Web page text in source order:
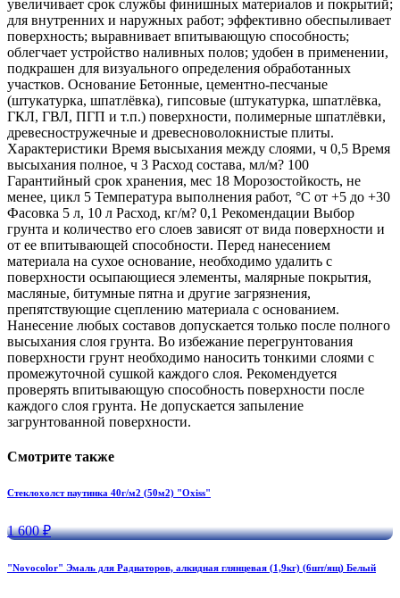
увеличивает срок службы финишных материалов и покрытий;
для внутренних и наружных работ; эффективно обеспыливает
поверхность; выравнивает впитывающую способность;
облегчает устройство наливных полов; удобен в применении,
подкрашен для визуального определения обработанных
участков. Основание Бетонные, цементно-песчаные
(штукатурка, шпатлёвка), гипсовые (штукатурка, шпатлёвка,
ГКЛ, ГВЛ, ПГП и т.п.) поверхности, полимерные шпатлёвки,
древесностружечные и древесноволокнистые плиты.
Характеристики Время высыхания между слоями, ч 0,5 Время
высыхания полное, ч 3 Расход состава, мл/м? 100
Гарантийный срок хранения, мес 18 Морозостойкость, не
менее, цикл 5 Температура выполнения работ, °C от +5 до +30
Фасовка 5 л, 10 л Расход, кг/м? 0,1 Рекомендации Выбор
грунта и количество его слоев зависят от вида поверхности и
от ее впитывающей способности. Перед нанесением
материала на сухое основание, необходимо удалить с
поверхности осыпающиеся элементы, малярные покрытия,
масляные, битумные пятна и другие загрязнения,
препятствующие сцеплению материала с основанием.
Нанесение любых составов допускается только после полного
высыхания слоя грунта. Во избежание перегрунтования
поверхности грунт необходимо наносить тонкими слоями с
промежуточной сушкой каждого слоя. Рекомендуется
проверять впитывающую способность поверхности после
каждого слоя грунта. Не допускается запыление
загрунтованной поверхности.
Смотрите также
Стеклохолст паутинка 40г/м2 (50м2) "Oxiss"
1 600 ₽
"Novocolor" Эмаль для Радиаторов, алкидная глянцевая (1,9кг) (6шт/ящ) Белый